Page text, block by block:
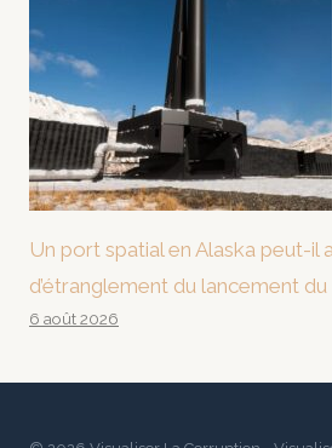
Un port spatial en Alaska peut-
d’étranglement du lancement
6 août 2026